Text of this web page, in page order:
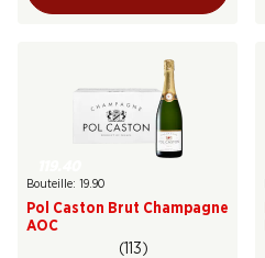
Bouteille: 19.90
Pol Caston Brut Champagne
AOC
(113)